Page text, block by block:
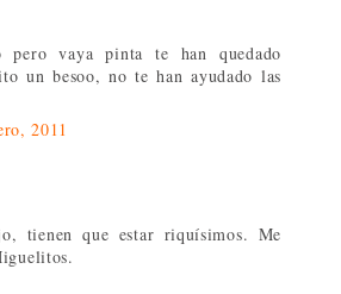
pero vaya pinta te han quedado
un besoo, no te han ayudado las
2011
tienen que estar riquísimos. Me